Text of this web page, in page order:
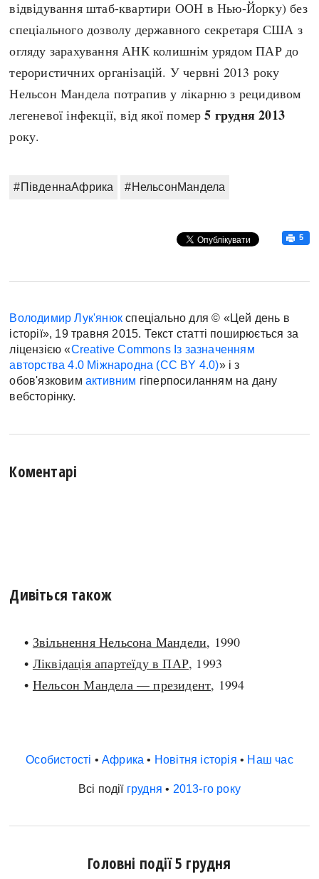
відвідування штаб-квартири ООН в Нью-Йорку) без
спеціального дозволу державного секретаря США з
огляду зарахування АНК колишнім урядом ПАР до
терористичних організацій. У червні 2013 року
Нельсон Мандела потрапив у лікарню з рецидивом
легеневої інфекції, від якої помер5 грудня 2013
року.
#ПівденнаАфрика #НельсонМандела
5
Володимир Лук'янюк спеціально для © «Цей день в
історії», 19 травня 2015. Текст статті поширюється за
ліцензією «Creative Commons Із зазначенням
авторства 4.0 Міжнародна (CC BY 4.0)» і з
обов'язковимактивним гіперпосиланням на дану
вебсторінку.
Коментарі
Дивіться також
• Звільнення Нельсона Мандели, 1990
• Ліквідація апартеїду в ПАР, 1993
• Нельсон Мандела — президент, 1994
Особистості • Африка • Новітня історія • Наш час
Всі події грудня • 2013-го року
Головні події 5 грудня